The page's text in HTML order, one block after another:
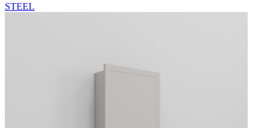
STEEL